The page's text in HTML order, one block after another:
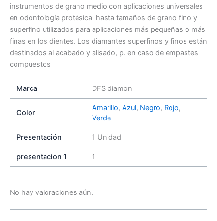
instrumentos de grano medio con aplicaciones universales
en odontología protésica, hasta tamaños de grano fino y
superfino utilizados para aplicaciones más pequeñas o más
finas en los dientes. Los diamantes superfinos y finos están
destinados al acabado y alisado, p. en caso de empastes
compuestos
Marca DFS diamon
Color
Amarillo, Azul, Negro, Rojo,
Verde
Presentación 1 Unidad
presentacion 1 1
No hay valoraciones aún.